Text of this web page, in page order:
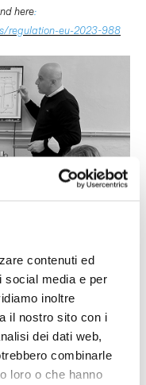
contenuti ed
social media e per
inoltre
il nostro sito con i
dei dati web,
combinarle
loro o che hanno
here:
regulation-eu-2023-988
STUDIO
PLANNERS